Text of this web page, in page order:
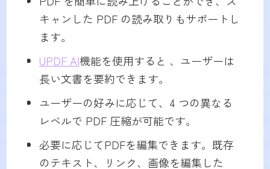
キャンした PDF の読み取りもサポートし
ます。
UPDF AI機能を使用すると 、ユーザーは
長い文書を要約できます。
ユーザーの好みに応じて、4 つの異なる
レベルで PDF 圧縮が可能です。
必要に応じてPDFを編集できます。既存
のテキスト、リンク、画像を編集した